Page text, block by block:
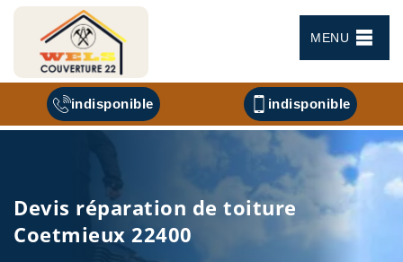
MENU
indisponible indisponible
Devis réparation de toiture
Coetmieux 22400